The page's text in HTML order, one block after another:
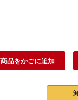
商品をかごに追加